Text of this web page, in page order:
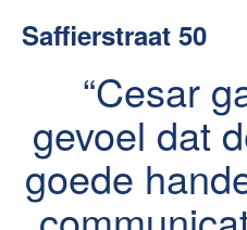
Saffierstraat 50
Cesar
gevoel dat
goede